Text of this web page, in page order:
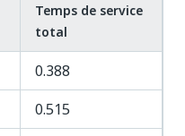
Temps de service
total
0.388
0.515